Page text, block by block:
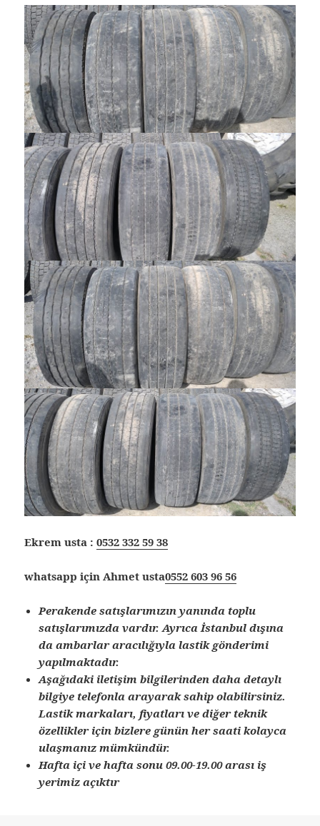
Ekrem usta :0532 332 59 38
whatsapp için Ahmet usta0552 603 96 56
Perakende satışlarımızın yanında toplu
satışlarımızda vardır. Ayrıca İstanbul dışına
da ambarlar aracılığıyla lastik gönderimi
yapılmaktadır.
Aşağıdaki iletişim bilgilerinden daha detaylı
bilgiye telefonla arayarak sahip olabilirsiniz.
Lastik markaları, fiyatları ve diğer teknik
özellikler için bizlere günün her saati kolayca
ulaşmanız mümkündür.
Hafta içi ve hafta sonu 09.00-19.00 arası iş
yerimiz açıktır